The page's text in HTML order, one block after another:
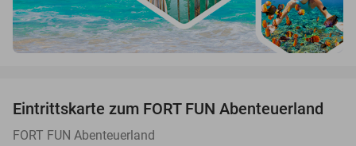
32%
Eintrittskarte zum FORT FUN Abenteuerland
FORT FUN Abenteuerland